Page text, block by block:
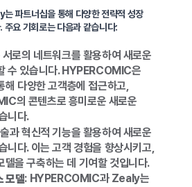
파트너십을 통해 다양한 전략적 성장
주요 기회로는 다음과 같습니다:
서로의 네트워크를 활용하여 새로운
수 있습니다. HYPERCOMIC은
다양한 고객층에 접근하고,
의 콘텐츠로 흥미로운 새로운
니다.
과 혁신적 기능을 활용하여 새로운
니다. 이는 고객 경험을 향상시키고,
델을 구축하는 데 기여할 것입니다.
모델: HYPERCOMIC과 Zealy는